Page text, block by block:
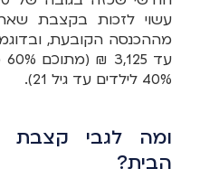
מההכנסה הקובעת,
40% לילדים עד גיל 21).
ומה לגבי
הבית?